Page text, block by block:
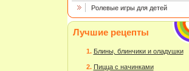
Ролевые игры для детей
Лучшие рецепты
Блины, блинчики и оладушки
Пицца с начинками